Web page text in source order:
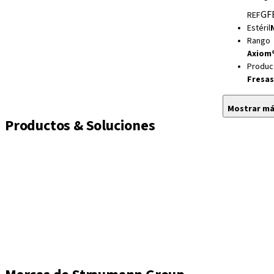
REF
Estéril
Rango
Fresas
Mostrar
Productos & Soluciones